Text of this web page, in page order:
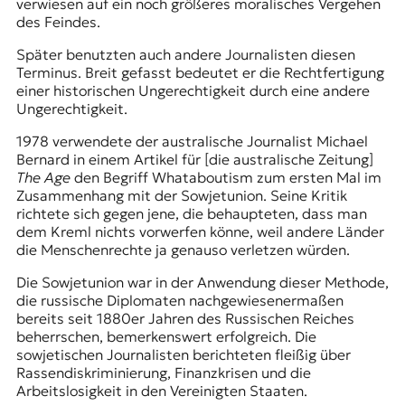
verwiesen auf ein noch größeres moralisches Vergehen
des Feindes.
Später benutzten auch andere Journalisten diesen
Terminus. Breit gefasst bedeutet er die Rechtfertigung
einer historischen Ungerechtigkeit durch eine andere
Ungerechtigkeit.
1978 verwendete der australische Journalist Michael
Bernard in einem Artikel für [die australische Zeitung]
The Ageden Begriff Whataboutism zum ersten Mal im
Zusammenhang mit der Sowjetunion. Seine Kritik
richtete sich gegen jene, die behaupteten, dass man
dem Kreml nichts vorwerfen könne, weil andere Länder
die Menschenrechte ja genauso verletzen würden.
Die Sowjetunion war in der Anwendung dieser Methode,
die russische Diplomaten nachgewiesenermaßen
bereits seit 1880er Jahren des Russischen Reiches
beherrschen, bemerkenswert erfolgreich. Die
sowjetischen Journalisten berichteten fleißig über
Rassendiskriminierung, Finanzkrisen und die
Arbeitslosigkeit in den Vereinigten Staaten.